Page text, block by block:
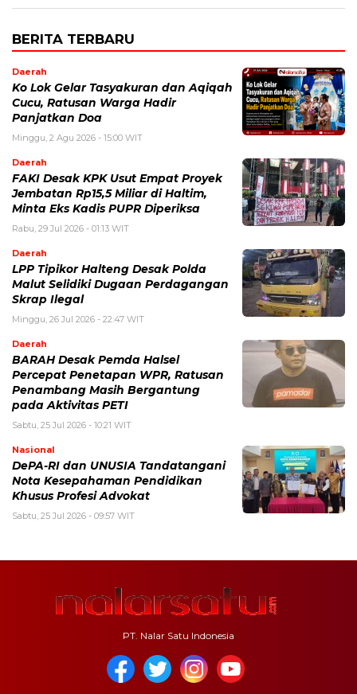
BERITA TERBARU
Daerah
Ko Lok Gelar Tasyakuran dan Aqiqah
Cucu, Ratusan Warga Hadir
Panjatkan Doa
Minggu, 2 Agu 2026 - 15:00 WIT
Daerah
FAKI Desak KPK Usut Empat Proyek
Jembatan Rp15,5 Miliar di Haltim,
Minta Eks Kadis PUPR Diperiksa
Rabu, 29 Jul 2026 - 01:13 WIT
Daerah
LPP Tipikor Halteng Desak Polda
Malut Selidiki Dugaan Perdagangan
Skrap Ilegal
Minggu, 26 Jul 2026 - 22:47 WIT
Daerah
BARAH Desak Pemda Halsel
Percepat Penetapan WPR, Ratusan
Penambang Masih Bergantung
pada Aktivitas PETI
Sabtu, 25 Jul 2026 - 10:21 WIT
Nasional
DePA-RI dan UNUSIA Tandatangani
Nota Kesepahaman Pendidikan
Khusus Profesi Advokat
Sabtu, 25 Jul 2026 - 09:57 WIT
PT. Nalar Satu Indonesia